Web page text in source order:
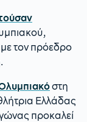
τον πρόεδρο
στη
Ελλάδας
προκαλεί